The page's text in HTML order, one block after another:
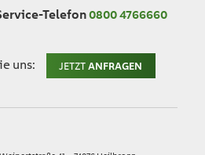
Telefon0800 4766660
uns: JETZTANFRAGEN